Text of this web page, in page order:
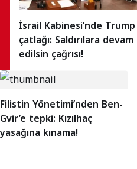
İsrail Kabinesi’nde Trump
çatlağı: Saldırılara devam
edilsin çağrısı!
Filistin Yönetimi’nden Ben-
Gvir’e tepki: Kızılhaç
yasağına kınama!